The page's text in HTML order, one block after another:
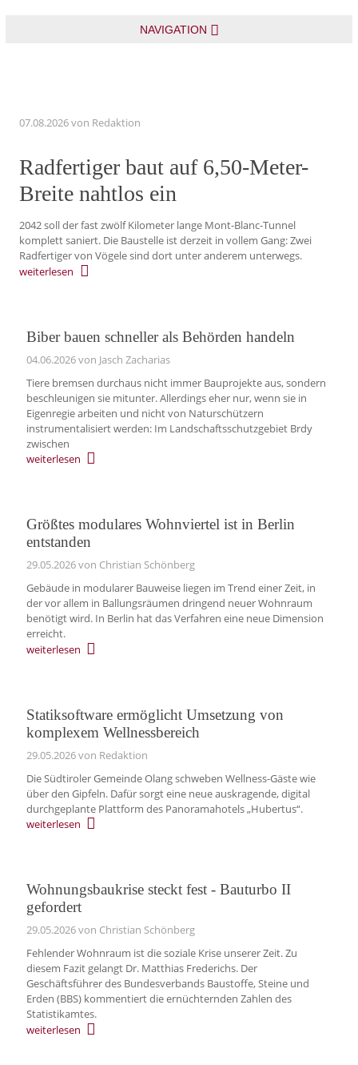
NAVIGATION
07.08.2026von Redaktion
Radfertiger baut auf 6,50-Meter-
Breite nahtlos ein
2042 soll der fast zwölf Kilometer lange Mont-Blanc-Tunnel
komplett saniert. Die Baustelle ist derzeit in vollem Gang: Zwei
Radfertiger von Vögele sind dort unter anderem unterwegs.
weiterlesen
Biber bauen schneller als Behörden handeln
04.06.2026von Jasch Zacharias
Tiere bremsen durchaus nicht immer Bauprojekte aus, sondern
beschleunigen sie mitunter. Allerdings eher nur, wenn sie in
Eigenregie arbeiten und nicht von Naturschützern
instrumentalisiert werden: Im Landschaftsschutzgebiet Brdy
zwischen
weiterlesen
Größtes modulares Wohnviertel ist in Berlin
entstanden
29.05.2026von Christian Schönberg
Gebäude in modularer Bauweise liegen im Trend einer Zeit, in
der vor allem in Ballungsräumen dringend neuer Wohnraum
benötigt wird. In Berlin hat das Verfahren eine neue Dimension
erreicht.
weiterlesen
Statiksoftware ermöglicht Umsetzung von
komplexem Wellnessbereich
29.05.2026von Redaktion
Die Südtiroler Gemeinde Olang schweben Wellness-Gäste wie
über den Gipfeln. Dafür sorgt eine neue auskragende, digital
durchgeplante Plattform des Panoramahotels „Hubertus“.
weiterlesen
Wohnungsbaukrise steckt fest - Bauturbo II
gefordert
29.05.2026von Christian Schönberg
Fehlender Wohnraum ist die soziale Krise unserer Zeit. Zu
diesem Fazit gelangt Dr. Matthias Frederichs. Der
Geschäftsführer des Bundesverbands Baustoffe, Steine und
Erden (BBS) kommentiert die ernüchternden Zahlen des
Statistikamtes.
weiterlesen